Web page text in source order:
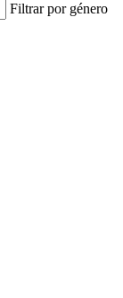
Filtrar por género